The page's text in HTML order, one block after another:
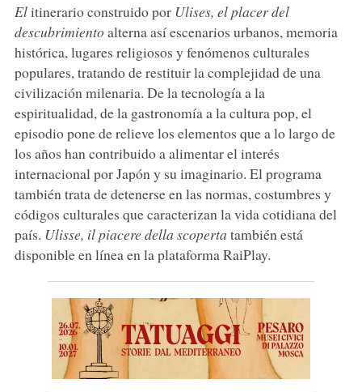
Elitinerario construido por Ulises, el placer del
descubrimientoalterna así escenarios urbanos, memoria
histórica, lugares religiosos y fenómenos culturales
populares, tratando de restituir la complejidad de una
civilización milenaria. De la tecnología a la
espiritualidad, de la gastronomía a la cultura pop, el
episodio pone de relieve los elementos que a lo largo de
los años han contribuido a alimentar el interés
internacional por Japón y su imaginario. El programa
también trata de detenerse en las normas, costumbres y
códigos culturales que caracterizan la vida cotidiana del
país. Ulisse, il piacere della scoperta también está
disponible en línea en la plataforma RaiPlay.